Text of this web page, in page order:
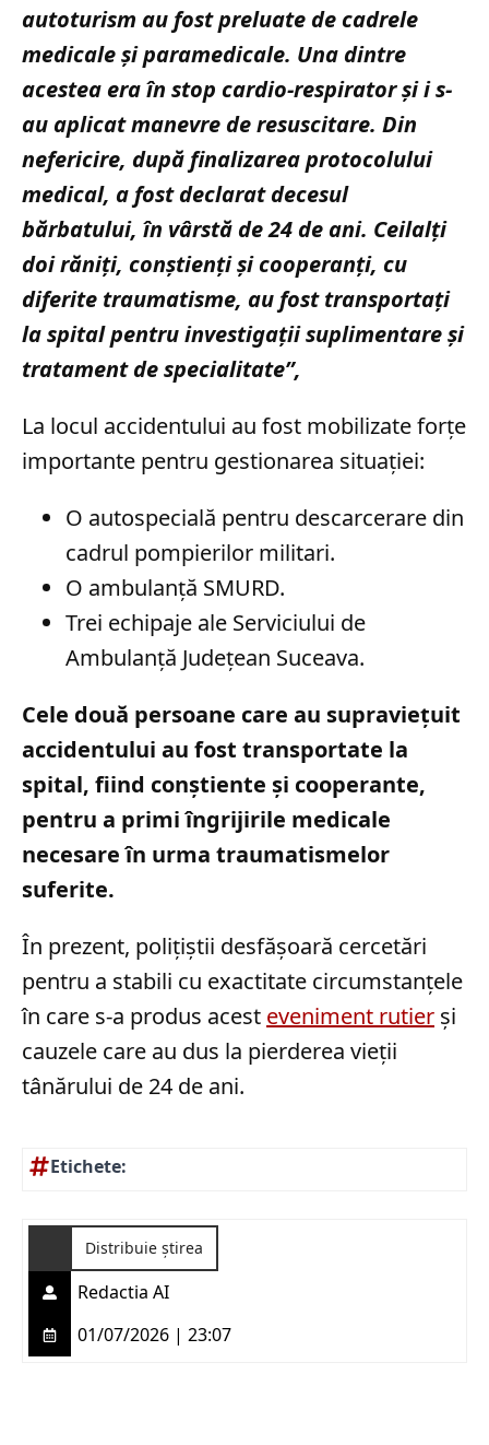
autoturism au fost preluate de cadrele
medicale şi paramedicale. Una dintre
acestea era în stop cardio-respirator şi i s-
au aplicat manevre de resuscitare. Din
nefericire, după finalizarea protocolului
medical, a fost declarat decesul
bărbatului, în vârstă de 24 de ani. Ceilalţi
doi răniţi, conştienţi şi cooperanţi, cu
diferite traumatisme, au fost transportaţi
la spital pentru investigaţii suplimentare şi
tratament de specialitate”,
La locul accidentului au fost mobilizate forțe
importante pentru gestionarea situației:
O autospecială pentru descarcerare din
cadrul pompierilor militari.
O ambulanță SMURD.
Trei echipaje ale Serviciului de
Ambulanță Județean Suceava.
Cele două persoane care au supraviețuit
accidentului au fost transportate la
spital, fiind conștiente și cooperante,
pentru a primi îngrijirile medicale
necesare în urma traumatismelor
suferite.
În prezent, polițiștii desfășoară cercetări
pentru a stabili cu exactitate circumstanțele
în care s-a produs acest eveniment rutier și
cauzele care au dus la pierderea vieții
tânărului de 24 de ani.
Etichete:
Distribuie știrea
Redactia AI
01/07/2026 | 23:07